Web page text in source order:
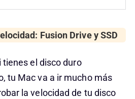
Fusion Drive y SSD
tienes el disco duro
tu Mac va a ir mucho más
la velocidad de tu disco